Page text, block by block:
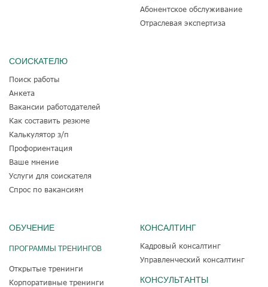
Абонентское обслуживание
Отраслевая экспертиза
СОИСКАТЕЛЮ
Поиск работы
Анкета
Вакансии работодателей
Как составить резюме
Калькулятор з/п
Профориентация
Ваше мнение
Услуги для соискателя
Спрос по вакансиям
ОБУЧЕНИЕ
ПРОГРАММЫ ТРЕНИНГОВ
Открытые тренинги
Корпоративные тренинги
КОНСАЛТИНГ
Кадровый консалтинг
Управленческий консалтинг
КОНСУЛЬТАНТЫ